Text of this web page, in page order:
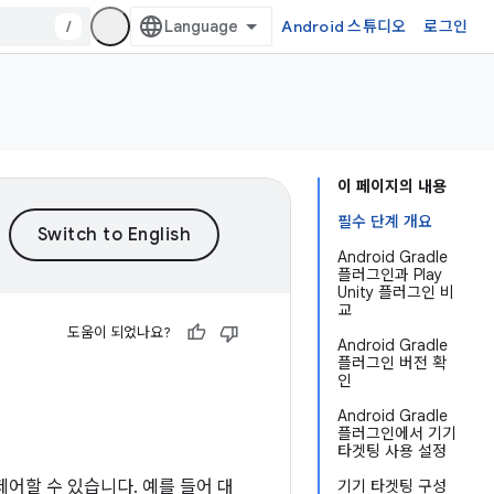
/ Android 스튜디오 로그인
이 페이지의 내용
필수 단계 개요
Android Gradle
플러그인과 Play
Unity 플러그인 비
교
Android Gradle
플러그인 버전 확
인
Android Gradle
플러그인에서 기기
타겟팅 사용 설정
기기 타겟팅 구성
도움이 되었나요?
할 수 있습니다. 예를 들어 대